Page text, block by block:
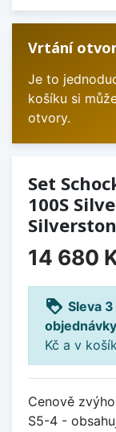
Vrtání
Je to
košíku si
otvory.
Set
100S
14 680
loyalty Sleva
Kč a v
Cenově
S5-4 -